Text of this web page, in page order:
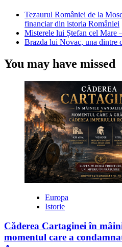
Tezaurul României de la
financiar din istoria României
Misterele lui Ștefan cel Mare
Brazda lui Novac, una dintre
You may have missed
Europa
Istorie
Căderea Cartaginei în
momentul care a